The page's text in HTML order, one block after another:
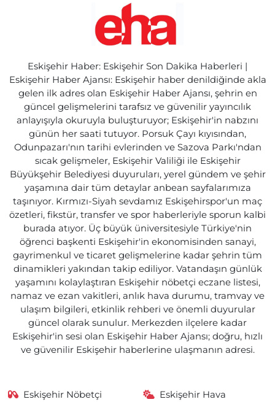
Eskişehir Haber: Eskişehir Son Dakika Haberleri |
Eskişehir Haber Ajansı: Eskişehir haber denildiğinde akla
gelen ilk adres olan Eskişehir Haber Ajansı, şehrin en
güncel gelişmelerini tarafsız ve güvenilir yayıncılık
anlayışıyla okuruyla buluşturuyor; Eskişehir'in nabzını
günün her saati tutuyor. Porsuk Çayı kıyısından,
Odunpazarı'nın tarihi evlerinden ve Sazova Parkı'ndan
sıcak gelişmeler, Eskişehir Valiliği ile Eskişehir
Büyükşehir Belediyesi duyuruları, yerel gündem ve şehir
yaşamına dair tüm detaylar anbean sayfalarımıza
taşınıyor. Kırmızı-Siyah sevdamız Eskişehirspor'un maç
özetleri, fikstür, transfer ve spor haberleriyle sporun kalbi
burada atıyor. Üç büyük üniversitesiyle Türkiye'nin
öğrenci başkenti Eskişehir'in ekonomisinden sanayi,
gayrimenkul ve ticaret gelişmelerine kadar şehrin tüm
dinamikleri yakından takip ediliyor. Vatandaşın günlük
yaşamını kolaylaştıran Eskişehir nöbetçi eczane listesi,
namaz ve ezan vakitleri, anlık hava durumu, tramvay ve
ulaşım bilgileri, etkinlik rehberi ve önemli duyurular
güncel olarak sunulur. Merkezden ilçelere kadar
Eskişehir'in sesi olan Eskişehir Haber Ajansı; doğru, hızlı
ve güvenilir Eskişehir haberlerine ulaşmanın adresi.
Eskişehir Nöbetçi
Eskişehir Hava